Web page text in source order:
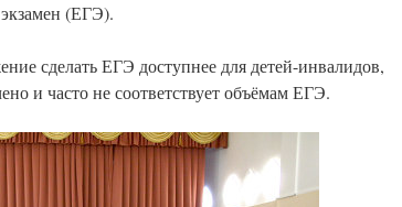
(ЕГЭ).
сделать ЕГЭ доступнее для детей-инвалидов,
и часто не соответствует объёмам ЕГЭ.